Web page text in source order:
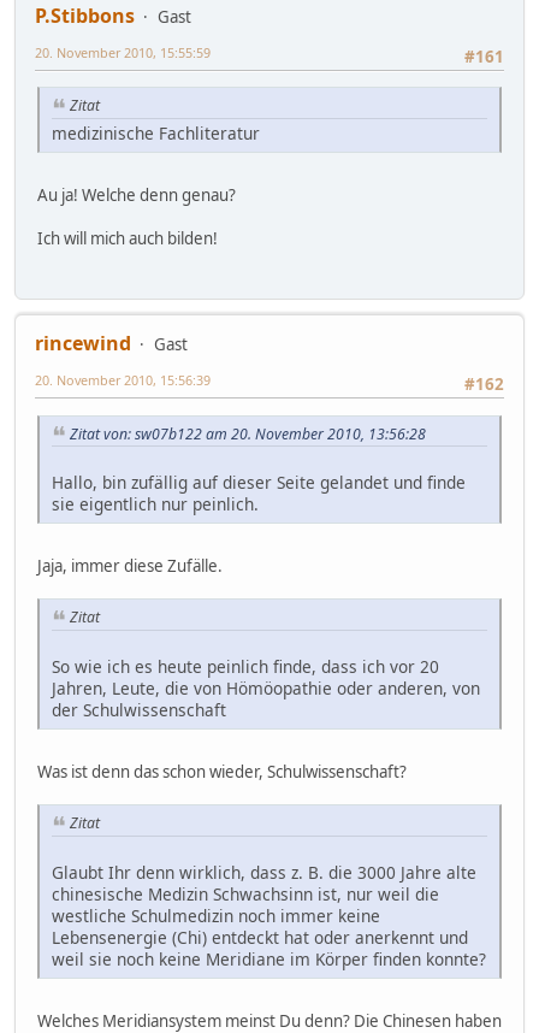
P.Stibbons
Gast
#161
20. November 2010, 15:55:59
Zitat
medizinische Fachliteratur
Au ja! Welche denn genau?
Ich will mich auch bilden!
rincewind
Gast
#162
20. November 2010, 15:56:39
Zitat von: sw07b122 am 20. November 2010, 13:56:28
Hallo, bin zufällig auf dieser Seite gelandet und finde
sie eigentlich nur peinlich.
Jaja, immer diese Zufälle.
Zitat
So wie ich es heute peinlich finde, dass ich vor 20
Jahren, Leute, die von Hömöopathie oder anderen, von
der Schulwissenschaft
Was ist denn das schon wieder, Schulwissenschaft?
Zitat
Glaubt Ihr denn wirklich, dass z. B. die 3000 Jahre alte
chinesische Medizin Schwachsinn ist, nur weil die
westliche Schulmedizin noch immer keine
Lebensenergie (Chi) entdeckt hat oder anerkennt und
weil sie noch keine Meridiane im Körper finden konnte?
Welches Meridiansystem meinst Du denn? Die Chinesen haben